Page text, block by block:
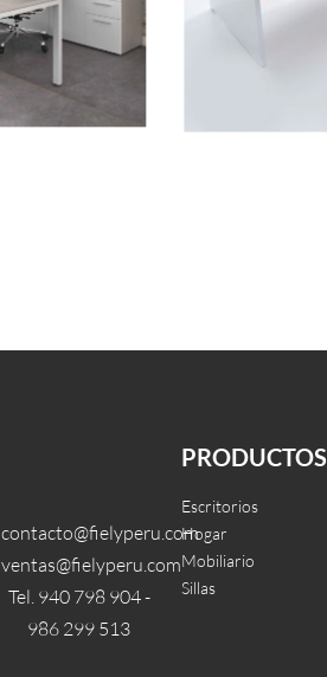
contacto@fielyperu.com
ventas@fielyperu.com
Tel. 940 798 904 -
986 299 513
PRODUCTOS
Escritorios
Hogar
Mobiliario
Sillas